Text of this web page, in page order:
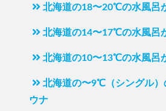
北海道の18〜20℃の水風呂
北海道の14〜17℃の水風呂
北海道の10〜13℃の水風呂
北海道の〜9℃（シングル）
ウナ